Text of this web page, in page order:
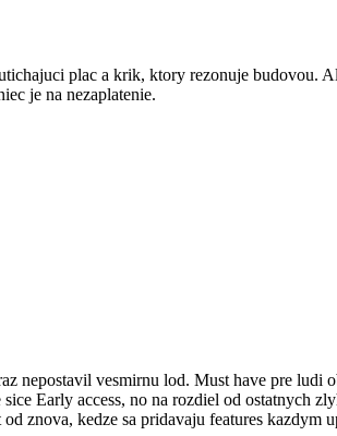
plac a krik, ktory rezonuje budovou.
je na nezaplatenie.
nepostavil vesmirnu lod. Must have pre ludi
Early access, no na rozdiel od ostatnych
znova, kedze sa pridavaju features kazdym